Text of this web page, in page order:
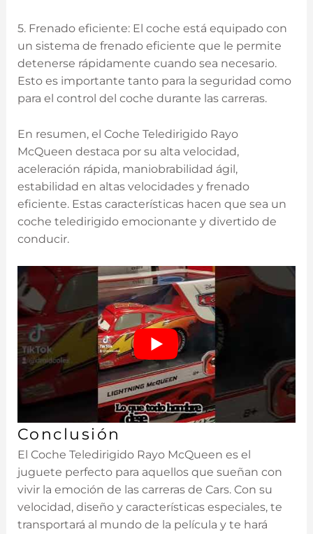
5. Frenado⁣ eficiente: El coche está equipado ⁢con
un sistema de frenado‌ eficiente ‍que le permite
detenerse rápidamente ⁤cuando sea necesario.
Esto⁢ es​ importante tanto para la seguridad como
para el control del coche durante las carreras.
En resumen, el Coche Teledirigido Rayo
McQueen destaca por⁤ su alta velocidad,
aceleración rápida,⁣ maniobrabilidad ágil,
estabilidad en⁣ altas velocidades y frenado
eficiente. Estas características hacen⁤ que sea un
coche ‍teledirigido emocionante ‌y divertido de
conducir.
Conclusión
El Coche Teledirigido Rayo​ McQueen es el
juguete perfecto para aquellos​ que sueñan con
vivir la emoción‌ de las carreras de Cars.⁤ Con su
velocidad, diseño y características especiales, te
⁢transportará al mundo de ⁢la película y te hará